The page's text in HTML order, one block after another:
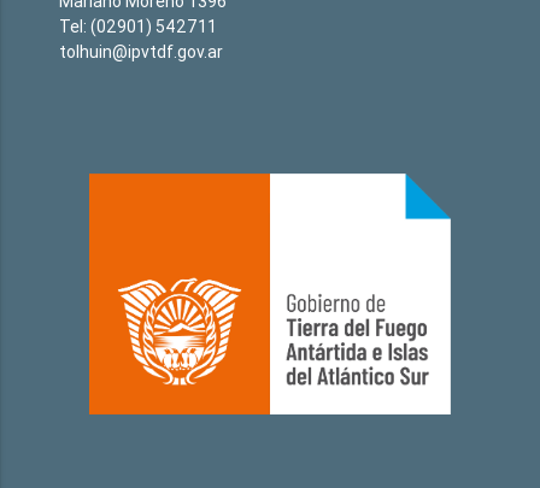
Tel: (02901) 542711
tolhuin@ipvtdf.gov.ar